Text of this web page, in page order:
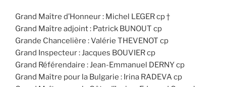
Grand Maître d’Honneur : Michel LEGER cp †
Grand Maître adjoint : Patrick BUNOUT cp
Grande Chancelière : Valérie THEVENOT cp
Grand Inspecteur : Jacques BOUVIER cp
Grand Référendaire : Jean-Emmanuel DERNY cp
Grand Maître pour la Bulgarie : Irina RADEVA cp